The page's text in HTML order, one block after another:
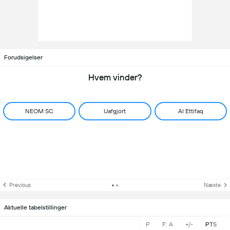
Forudsigelser
Hvem vinder?
NEOM SC Uafgjort Al Ettifaq
Previous Næste
Aktuelle tabelstillinger
P F: A +/- PTS